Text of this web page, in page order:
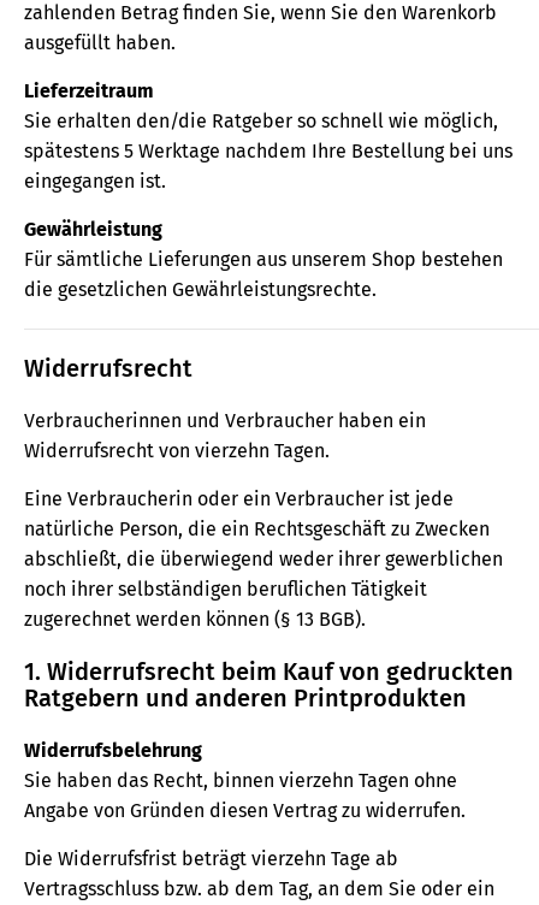
zahlenden Betrag finden Sie, wenn Sie den Warenkorb
ausgefüllt haben.
Lieferzeitraum
Sie erhalten den/die Ratgeber so schnell wie möglich,
spätestens 5 Werktage nachdem Ihre Bestellung bei uns
eingegangen ist.
Gewährleistung
Für sämtliche Lieferungen aus unserem Shop bestehen
die gesetzlichen Gewährleistungsrechte.
Widerrufsrecht
Verbraucherinnen und Verbraucher haben ein
Widerrufsrecht von vierzehn Tagen.
Eine Verbraucherin oder ein Verbraucher ist jede
natürliche Person, die ein Rechtsgeschäft zu Zwecken
abschließt, die überwiegend weder ihrer gewerblichen
noch ihrer selbständigen beruflichen Tätigkeit
zugerechnet werden können (§ 13 BGB).
1. Widerrufsrecht beim Kauf von gedruckten
Ratgebern und anderen Printprodukten
Widerrufsbelehrung
Sie haben das Recht, binnen vierzehn Tagen ohne
Angabe von Gründen diesen Vertrag zu widerrufen.
Die Widerrufsfrist beträgt vierzehn Tage ab
Vertragsschluss bzw. ab dem Tag, an dem Sie oder ein